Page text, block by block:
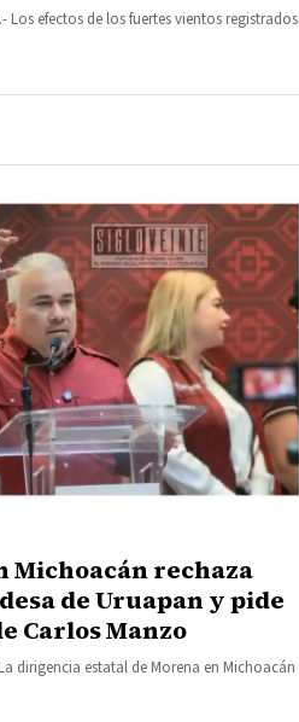
efectos de los fuertes vientos registrados
Michoacán rechaza
de Uruapan y pide
Carlos Manzo
dirigencia estatal de Morena en Michoacán